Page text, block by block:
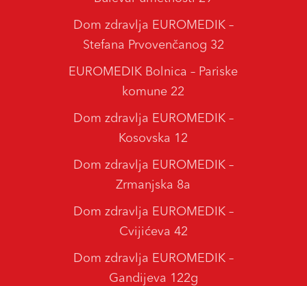
Dom zdravlja EUROMEDIK –
Stefana Prvovenčanog 32
EUROMEDIK Bolnica – Pariske
komune 22
Dom zdravlja EUROMEDIK –
Kosovska 12
Dom zdravlja EUROMEDIK –
Zrmanjska 8a
Dom zdravlja EUROMEDIK –
Cvijićeva 42
Dom zdravlja EUROMEDIK –
Gandijeva 122g